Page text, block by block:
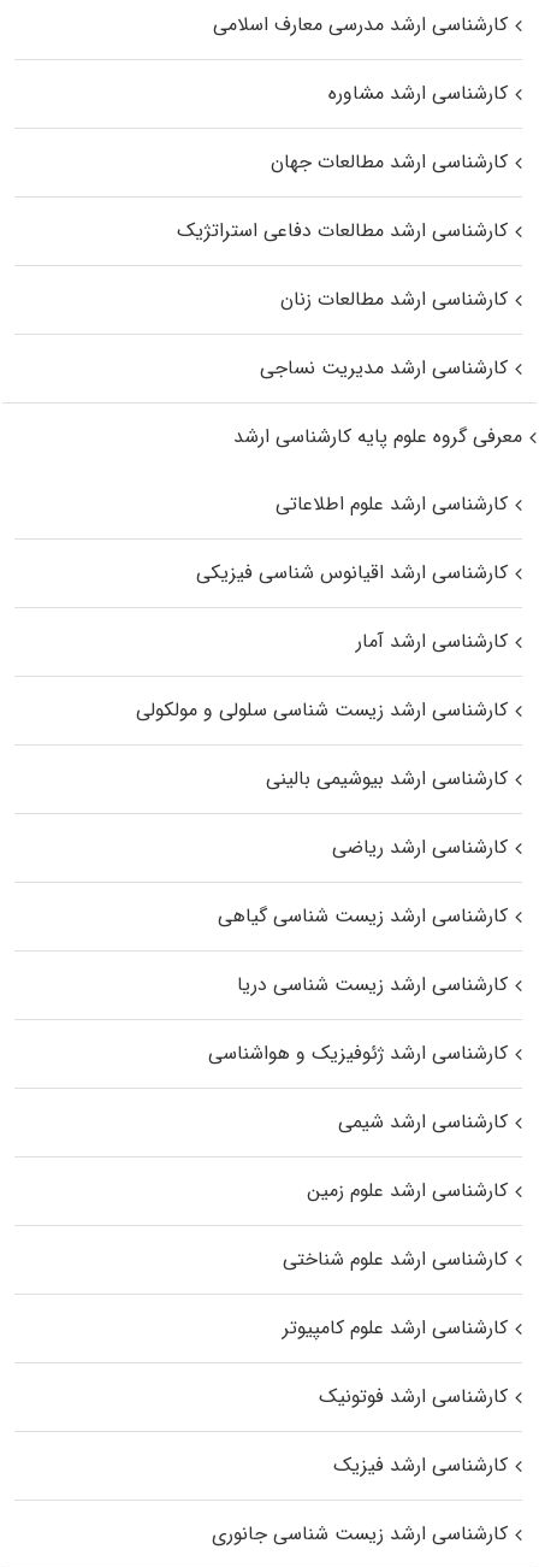
کارشناسی ارشد مدرسی معارف اسلامی
کارشناسی ارشد مشاوره
کارشناسی ارشد مطالعات جهان
کارشناسی ارشد مطالعات دفاعی استراتژیک
کارشناسی ارشد مطالعات زنان
کارشناسی ارشد مدیریت نساجی
معرفی گروه علوم پایه کارشناسی ارشد
کارشناسی ارشد علوم اطلاعاتی
کارشناسی ارشد اقیانوس‌ شناسی فیزیکی
کارشناسی ارشد آمار
کارشناسی ارشد زیست شناسی سلولی و مولکولی
کارشناسی ارشد بیوشیمی بالینی
کارشناسی ارشد ریاضی
کارشناسی ارشد زیست‌ شناسی گیاهی
کارشناسی ارشد زیست‌ شناسی دریا
کارشناسی ارشد ژئوفیزیک و هواشناسی
کارشناسی ارشد شیمی
کارشناسی ارشد علوم زمین
کارشناسی ارشد علوم شناختی
کارشناسی ارشد علوم کامپیوتر
کارشناسی ارشد فوتونیک
کارشناسی ارشد فیزیک
کارشناسی ارشد زیست‌ شناسی جانوری